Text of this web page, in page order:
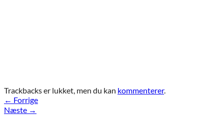
Trackbacks er lukket, men du kan kommenterer.
← Forrige
Næste →